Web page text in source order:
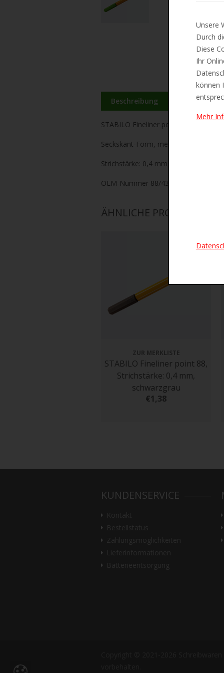
Unsere
Durch
Diese
Ihr
können
Mehr
Beschreibung
STABILO Fineliner point 88,
Seckskant-Form, metallgefasste
Strichstärke: 0,4 mm
OEM-Nummer 88/43
ÄHNLICHE PRODUKTE
STABILO Fineliner point 88,
Strichstärke: 0,4 mm,
schwarzgrau
€1,38
KUNDENSERVICE